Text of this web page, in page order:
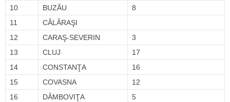
10
BUZĂU
8
11
CĂLĂRAŞI
12
CARAŞ-SEVERIN
3
13
CLUJ
17
14
CONSTANŢA
16
15
COVASNA
12
16
DÂMBOVIŢA
5